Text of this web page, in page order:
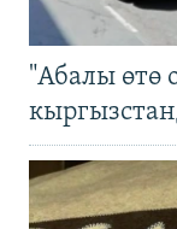
"Абалы өтө